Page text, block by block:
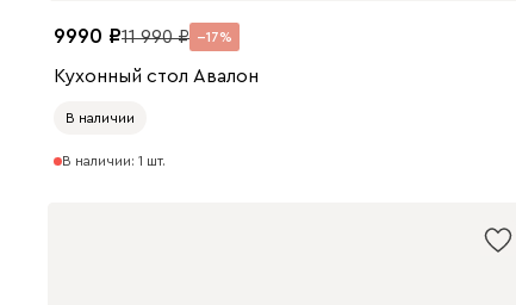
9990 11 990 17
Кухонный стол Авалон
В наличии
В наличии: 1 шт.